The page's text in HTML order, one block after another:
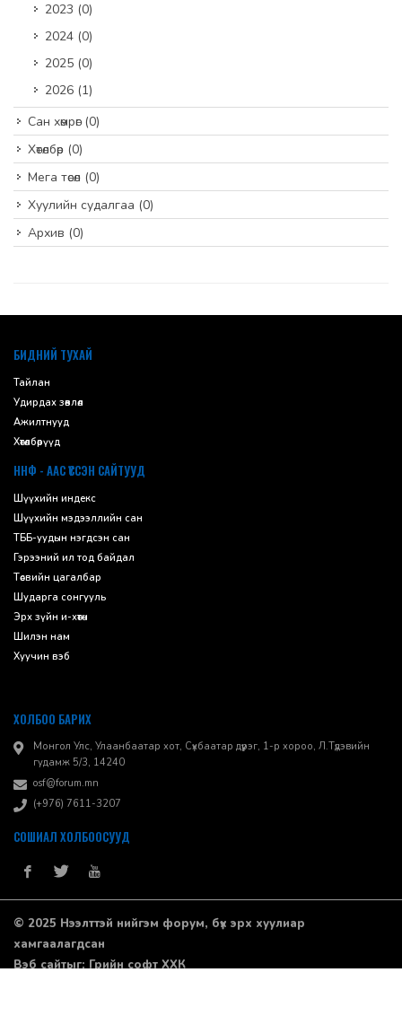
2023 (0)
2024 (0)
2025 (0)
2026 (1)
Сан хөмрөг(0)
Хөтөлбөр (0)
Мега төсөл (0)
Хуулийн судалгаа (0)
Архив (0)
БИДНИЙ ТУХАЙ
Тайлан
Удирдах зөвлөл
Ажилтнууд
Хөтөлбөрүүд
ННФ - ААС ҮҮССЭН САЙТУУД
Шүүхийн индекс
Шүүхийн мэдээллийн сан
ТББ-уудын нэгдсэн сан
Гэрээний ил тод байдал
Төсвийн цагалбар
Шударга сонгууль
Эрх зүйн и-хөтөч
Шилэн нам
Хуучин вэб
ХОЛБОО БАРИХ
Монгол Улс, Улаанбаатар хот, Сүхбаатар дүүрэг, 1-р хороо, ​Л.Түдэвийн
гудамж 5/3, 14240
osf@forum.mn
(+976) 7611-3207
СОШИАЛ ХОЛБООСУУД
© 2025 Нээлттэй нийгэм форум, бүх эрх хуулиар
хамгаалагдсан
Вэб сайтыг:Грийн софт ХХК